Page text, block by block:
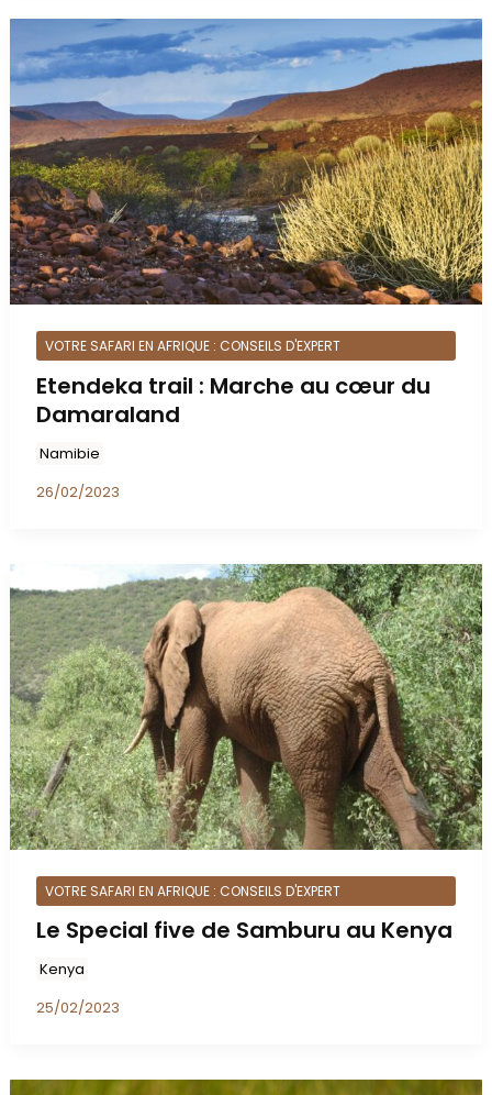
VOTRE SAFARI EN AFRIQUE : CONSEILS D'EXPERT
Etendeka trail : Marche au cœur du
Damaraland
Namibie
26/02/2023
VOTRE SAFARI EN AFRIQUE : CONSEILS D'EXPERT
Le Special five de Samburu au Kenya
Kenya
25/02/2023